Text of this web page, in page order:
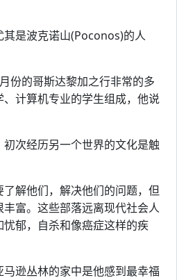
是波克诺山(Poconos)的人
份的哥斯达黎加之行非常的多
计算机专业的学生组成，他说
次经历另一个世界的文化是触
解他们，解决他们的问题，但
富。这些部落远离现代社会人
郁，自杀和像癌症这样的疾
逊丛林的家中是他感到最幸福